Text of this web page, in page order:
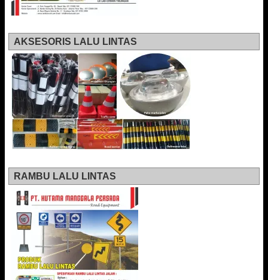
AKSESORIS LALU LINTAS
RAMBU LALU LINTAS